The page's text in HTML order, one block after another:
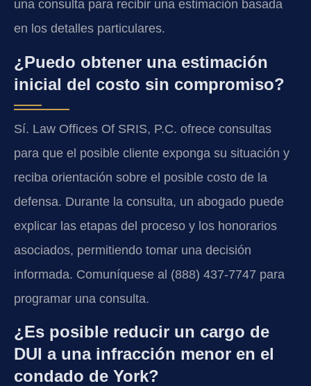
una consulta para recibir una estimación basada
en los detalles particulares.
¿Puedo obtener una estimación
inicial del costo sin compromiso?
Sí. Law Offices Of SRIS, P.C. ofrece consultas
para que el posible cliente exponga su situación y
reciba orientación sobre el posible costo de la
defensa. Durante la consulta, un abogado puede
explicar las etapas del proceso y los honorarios
asociados, permitiendo tomar una decisión
informada. Comuníquese al (888) 437-7747 para
programar una consulta.
¿Es posible reducir un cargo de
DUI a una infracción menor en el
condado de York?